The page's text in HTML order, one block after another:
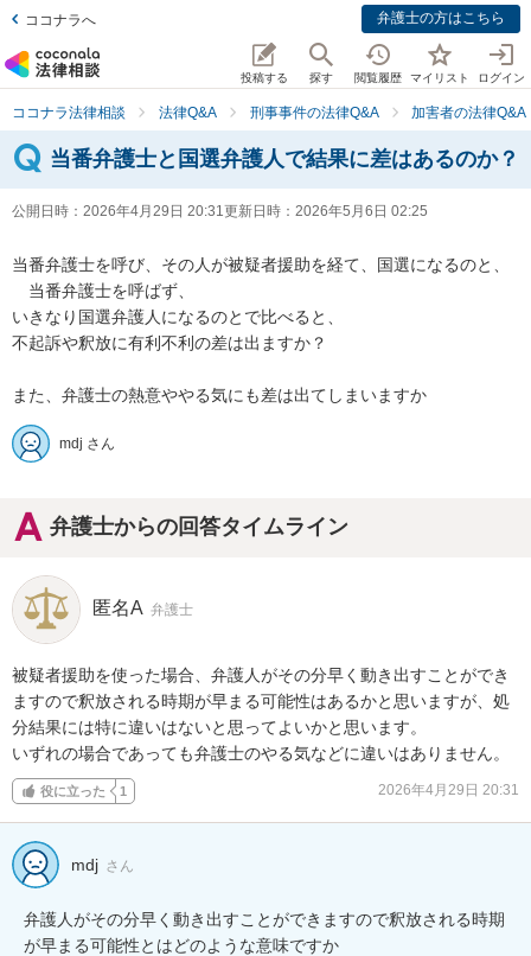
ココナラへ 弁護士の方はこちら
投稿する 探す 閲覧履歴 マイリスト ログイン
ココナラ法律相談 法律Q&A 刑事事件の法律Q&A 加害者の法律Q&A
当番弁護士と国選弁護人で結果に差はあるのか？
公開日時： 2026年4月29日 20:31更新日時： 2026年5月6日 02:25
当番弁護士を呼び、その人が被疑者援助を経て、国選になるのと、
当番弁護士を呼ばず、
いきなり国選弁護人になるのとで比べると、
不起訴や釈放に有利不利の差は出ますか？
また、弁護士の熱意ややる気にも差は出てしまいますか
mdj さん
弁護士からの回答タイムライン
匿名A 弁護士
被疑者援助を使った場合、弁護人がその分早く動き出すことができ
ますので釈放される時期が早まる可能性はあるかと思いますが、処
分結果には特に違いはないと思ってよいかと思います。
いずれの場合であっても弁護士のやる気などに違いはありません。
役に立った 1 2026年4月29日 20:31
mdj さん
弁護人がその分早く動き出すことができますので釈放される時期
が早まる可能性とはどのような意味ですか